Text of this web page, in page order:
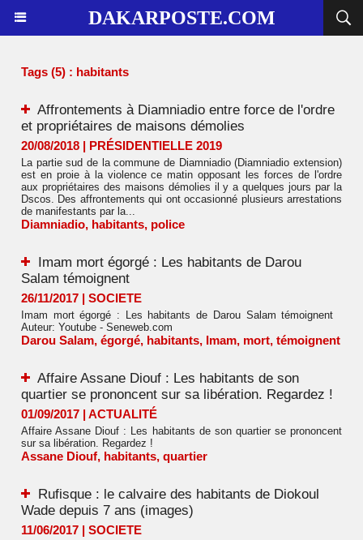
DAKARPOSTE.COM
Tags (5) : habitants
Affrontements à Diamniadio entre force de l'ordre
et propriétaires de maisons démolies
20/08/2018 | PRÉSIDENTIELLE 2019
La partie sud de la commune de Diamniadio (Diamniadio extension)
est en proie à la violence ce matin opposant les forces de l'ordre
aux propriétaires des maisons démolies il y a quelques jours par la
Dscos. Des affrontements qui ont occasionné plusieurs arrestations
de manifestants par la...
Diamniadio, habitants, police
Imam mort égorgé : Les habitants de Darou
Salam témoignent
26/11/2017 | SOCIETE
Imam mort égorgé : Les habitants de Darou Salam témoignent
Auteur: Youtube - Seneweb.com
Darou Salam, égorgé, habitants, Imam, mort, témoignent
Affaire Assane Diouf : Les habitants de son
quartier se prononcent sur sa libération. Regardez !
01/09/2017 | ACTUALITÉ
Affaire Assane Diouf : Les habitants de son quartier se prononcent
sur sa libération. Regardez !
Assane Diouf, habitants, quartier
Rufisque : le calvaire des habitants de Diokoul
Wade depuis 7 ans (images)
11/06/2017 | SOCIETE